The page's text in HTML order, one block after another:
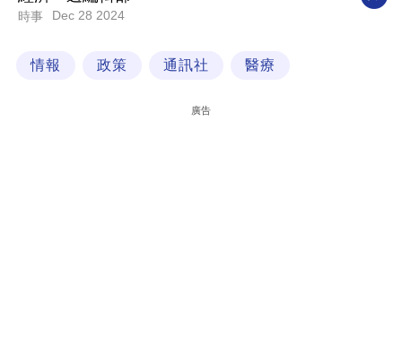
科
時事 Dec 28 2024
情報 政策 通訊社 醫療
廣告